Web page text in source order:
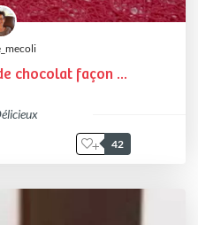
chocolat façon ...
42